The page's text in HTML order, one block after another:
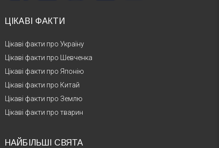
ЦІКАВІ ФАКТИ
Цікаві факти про Україну
Цікаві факти про Шевченка
Цікаві факти про Японію
Цікаві факти про Китай
Цікаві факти про Землю
Цікаві факти про тварин
НАЙБІЛЬШІ СВЯТА